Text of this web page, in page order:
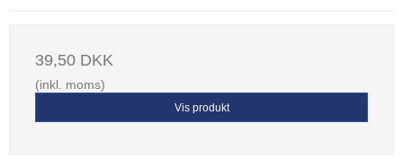
39,50 DKK
(inkl. moms)
Vis produkt